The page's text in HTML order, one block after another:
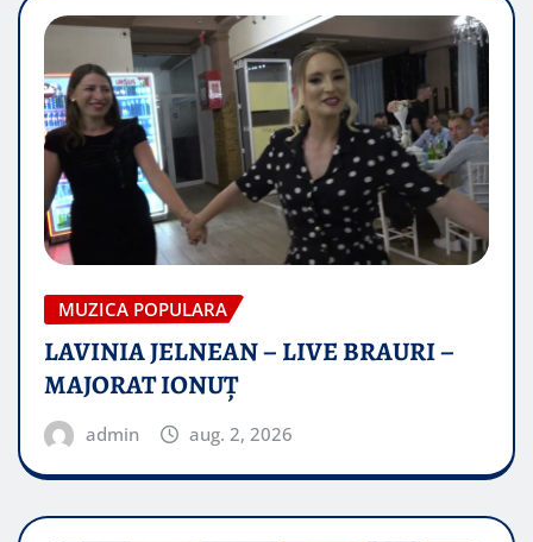
MUZICA POPULARA
LAVINIA JELNEAN – LIVE BRAURI –
MAJORAT IONUŢ
admin aug. 2, 2026